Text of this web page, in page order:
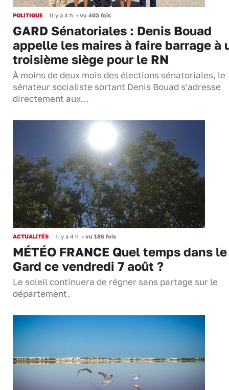
POLITIQUE Il y a 4 h • vu 403 fois
GARD Sénatoriales : Denis Bouad
appelle les maires à faire barrage à
troisième siège pour le RN
À moins de deux mois des élections sénatoriales, le
sénateur socialiste sortant Denis Bouad s'adresse
directement aux…
ACTUALITÉS Il y a 4 h • vu 186 fois
MÉTÉO FRANCE Quel temps dans le
Gard ce vendredi 7 août ?
Le soleil continuera de régner sans partage sur le
département.